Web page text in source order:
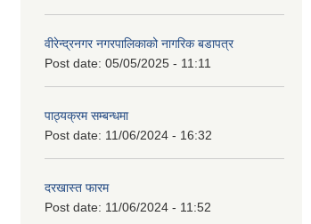
वीरेन्द्रनगर नगरपालिकाको नागरिक बडापत्र
Post date: 05/05/2025 - 11:11
पाठ्यक्रम सम्बन्धमा
Post date: 11/06/2024 - 16:32
दरखास्त फारम
Post date: 11/06/2024 - 11:52